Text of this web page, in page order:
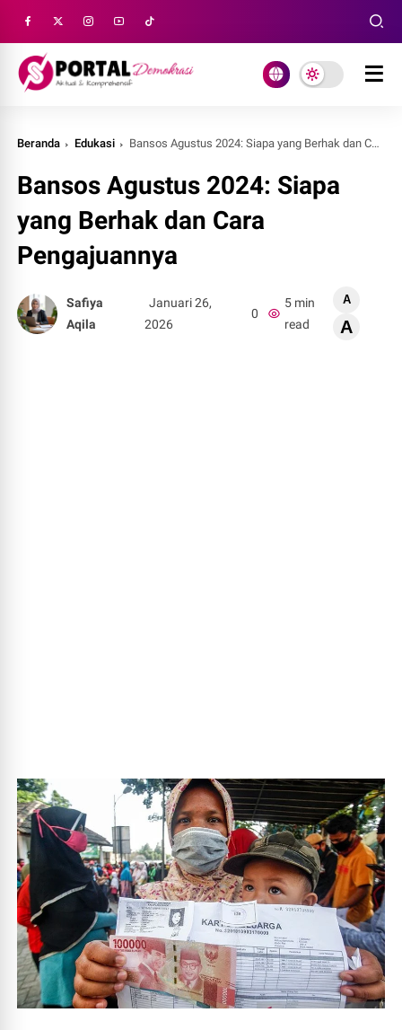
Beranda Edukasi Bansos Agustus 2024: Siapa yang Berhak dan Cara Pengajuannya
Bansos Agustus 2024: Siapa
yang Berhak dan Cara
Pengajuannya
Safiya
Aqila
Januari 26,
2026
0
5 min
read
A
A